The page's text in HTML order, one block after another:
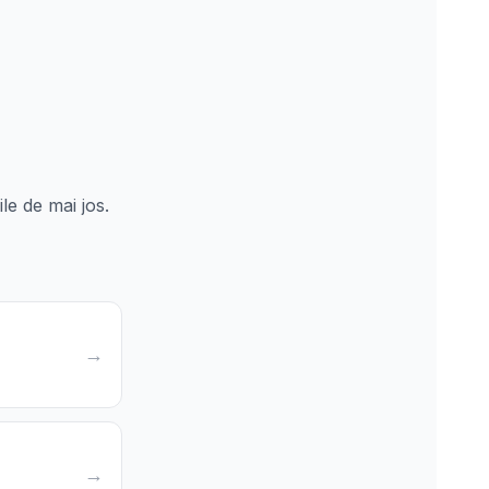
de mai jos.
→
→